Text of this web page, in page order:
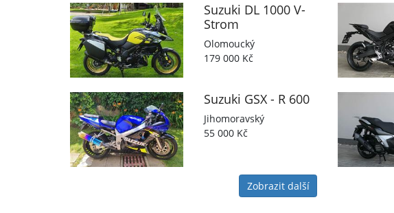
Suzuki DL 1000 V-
Strom
Olomoucký
179 000 Kč
Suzuki GSX - R 600
Jihomoravský
55 000 Kč
Zobrazit další